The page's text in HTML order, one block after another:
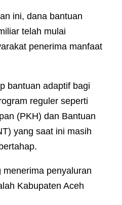
ini, dana bantuan
telah mulai
penerima manfaat
bantuan adaptif bagi
reguler seperti
(PKH) dan Bantuan
yang saat ini masih
penyaluran
Kabupaten Aceh